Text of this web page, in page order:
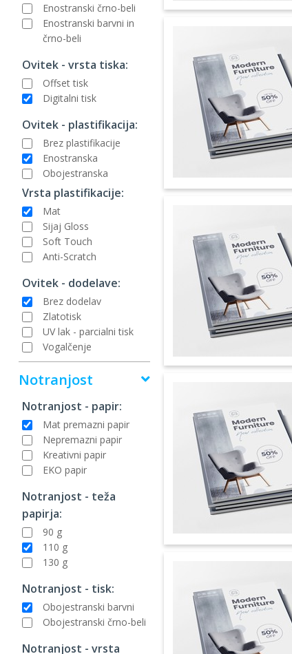
Enostranski črno-beli
Enostranski barvni in
črno-beli
Ovitek - vrsta tiska:
Offset tisk
Digitalni tisk
Ovitek - plastifikacija:
Brez plastifikacije
Enostranska
Obojestranska
Vrsta plastifikacije:
Mat
Sijaj Gloss
Soft Touch
Anti-Scratch
Ovitek - dodelave:
Brez dodelav
Zlatotisk
UV lak - parcialni tisk
Vogalčenje
Notranjost
Notranjost - papir:
Mat premazni papir
Nepremazni papir
Kreativni papir
EKO papir
Notranjost - teža
papirja:
90 g
110 g
130 g
Notranjost - tisk:
Obojestranski barvni
Obojestranski črno-beli
Notranjost - vrsta